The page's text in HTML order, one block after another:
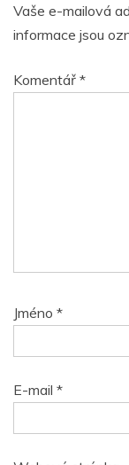
Vaše e-mailová
informace jsou
Komentář *
Jméno *
E-mail *